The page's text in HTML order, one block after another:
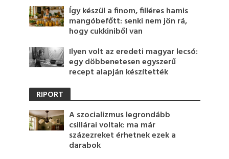
Így készül a finom, filléres hamis
mangóbefőtt: senki nem jön rá,
hogy cukkiniből van
Ilyen volt az eredeti magyar lecsó:
egy döbbenetesen egyszerű
recept alapján készítették
RIPORT
A szocializmus legrondább
csillárai voltak: ma már
százezreket érhetnek ezek a
darabok